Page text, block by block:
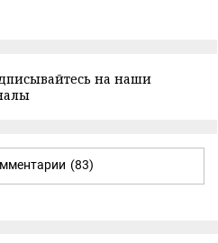
на наши
(83)